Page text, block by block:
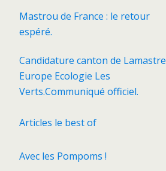
Mastrou de France : le retour
espéré.
Candidature canton de Lamastre
Europe Ecologie Les
Verts.Communiqué officiel.
Articles le best of
Avec les Pompoms !